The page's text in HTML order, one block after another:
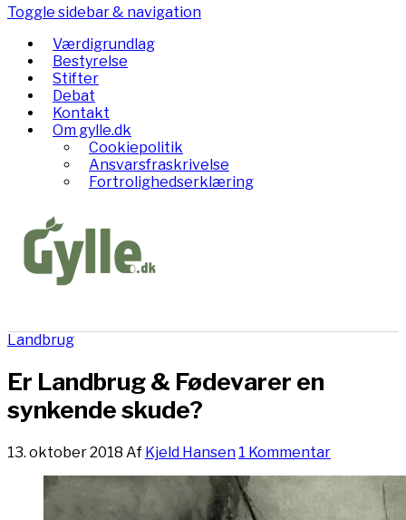
Toggle sidebar & navigation
Værdigrundlag
Bestyrelse
Stifter
Debat
Kontakt
Om gylle.dk
Cookiepolitik
Ansvarsfraskrivelse
Fortrolighedserklæring
Landbrug
Er Landbrug & Fødevarer en
synkende skude?
13. oktober 2018 Af Kjeld Hansen 1 Kommentar